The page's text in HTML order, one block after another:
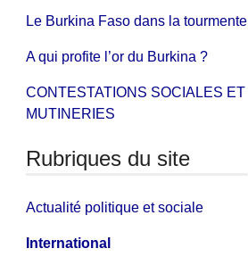
Le Burkina Faso dans la tourmente
A qui profite l’or du Burkina ?
CONTESTATIONS SOCIALES ET
MUTINERIES
Rubriques du site
Actualité politique et sociale
International